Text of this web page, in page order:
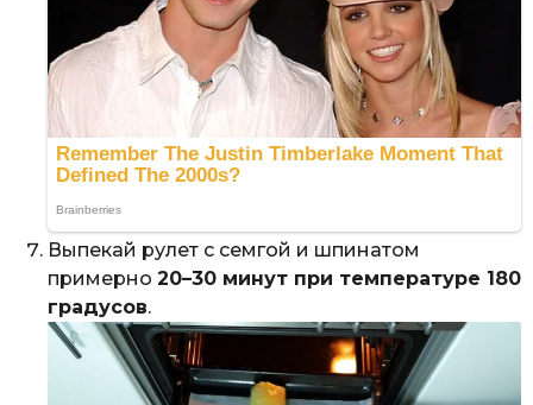
Выпекай рулет с семгой и шпинатом
примерно 20–30 минут при температуре 180
градусов.